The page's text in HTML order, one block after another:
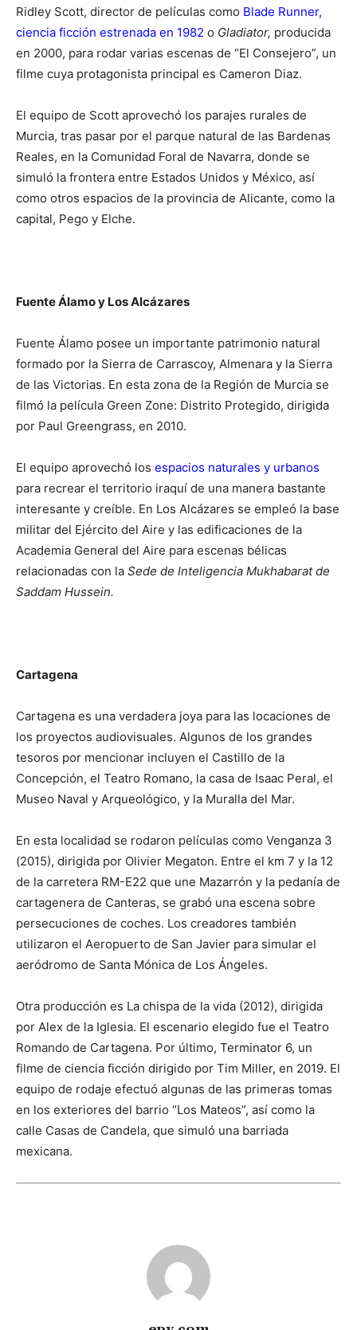
Ridley Scott, director de películas como Blade Runner,
ciencia ficción estrenada en 1982 o Gladiator, producida
en 2000, para rodar varias escenas de “El Consejero”, un
filme cuya protagonista principal es Cameron Diaz.
El equipo de Scott aprovechó los parajes rurales de
Murcia, tras pasar por el parque natural de las Bardenas
Reales, en la Comunidad Foral de Navarra, donde se
simuló la frontera entre Estados Unidos y México, así
como otros espacios de la provincia de Alicante, como la
capital, Pego y Elche.
Fuente Álamo y Los Alcázares
Fuente Álamo posee un importante patrimonio natural
formado por la Sierra de Carrascoy, Almenara y la Sierra
de las Victorias. En esta zona de la Región de Murcia se
filmó la película Green Zone: Distrito Protegido, dirigida
por Paul Greengrass, en 2010.
El equipo aprovechó los espacios naturales y urbanos
para recrear el territorio iraquí de una manera bastante
interesante y creíble. En Los Alcázares se empleó la base
militar del Ejército del Aire y las edificaciones de la
Academia General del Aire para escenas bélicas
relacionadas con la Sede de Inteligencia Mukhabarat de
Saddam Hussein.
Cartagena
Cartagena es una verdadera joya para las locaciones de
los proyectos audiovisuales. Algunos de los grandes
tesoros por mencionar incluyen el Castillo de la
Concepción, el Teatro Romano, la casa de Isaac Peral, el
Museo Naval y Arqueológico, y la Muralla del Mar.
En esta localidad se rodaron películas como Venganza 3
(2015), dirigida por Olivier Megaton. Entre el km 7 y la 12
de la carretera RM-E22 que une Mazarrón y la pedanía de
cartagenera de Canteras, se grabó una escena sobre
persecuciones de coches. Los creadores también
utilizaron el Aeropuerto de San Javier para simular el
aeródromo de Santa Mónica de Los Ángeles.
Otra producción es La chispa de la vida (2012), dirigida
por Alex de la Iglesia. El escenario elegido fue el Teatro
Romando de Cartagena. Por último, Terminator 6, un
filme de ciencia ficción dirigido por Tim Miller, en 2019. El
equipo de rodaje efectuó algunas de las primeras tomas
en los exteriores del barrio “Los Mateos”, así como la
calle Casas de Candela, que simuló una barriada
mexicana.